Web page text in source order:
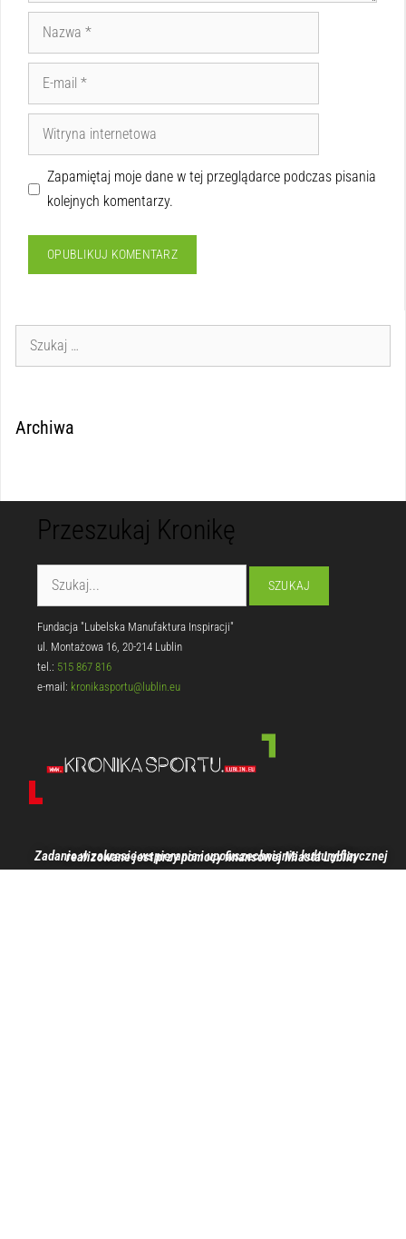
Zapamiętaj moje dane w tej przeglądarce podczas pisania
kolejnych komentarzy.
Archiwa
Przeszukaj Kronikę
Fundacja "Lubelska Manufaktura Inspiracji"
ul. Montażowa 16, 20-214 Lublin
tel.: 515 867 816
e-mail: kronikasportu@lublin.eu
Zadanie w zakresie wspierania i upowszechniania kultury fizycznej realizowane jest przy pomocy finansowej Miasta Lublin